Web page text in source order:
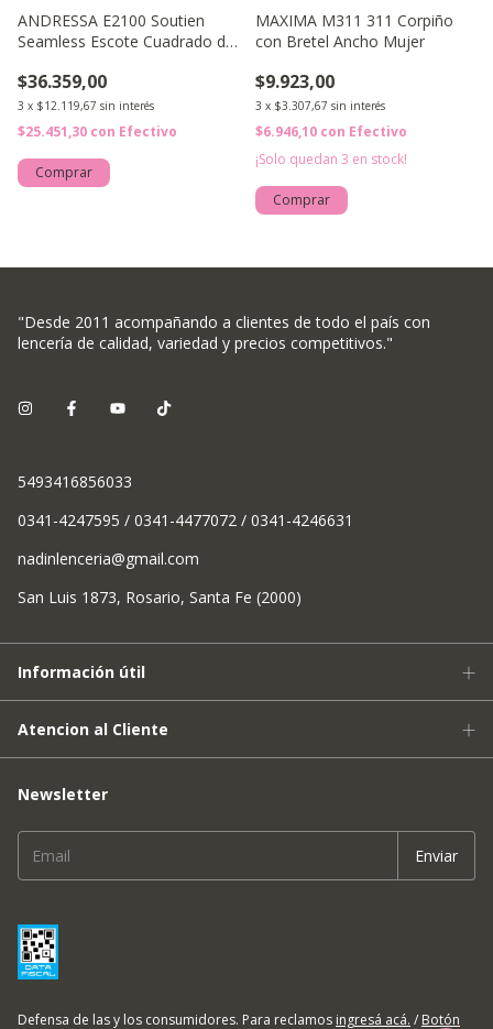
ANDRESSA E2100 Soutien
Seamless Escote Cuadrado de
Desmotable
$36.359,00
3 x $12.119,67 sin interés
$25.451,30 con Efectivo
Comprar
MAXIMA M311 311 Corpiño
con Bretel Ancho Mujer
$9.923,00
3 x $3.307,67 sin interés
$6.946,10 con Efectivo
¡Solo quedan 3 en stock!
Comprar
"Desde 2011 acompañando a clientes de todo el país con
lencería de calidad, variedad y precios competitivos."
5493416856033
0341-4247595 / 0341-4477072 / 0341-4246631
nadinlenceria@gmail.com
San Luis 1873, Rosario, Santa Fe (2000)
Información útil
Atencion al Cliente
Newsletter
Defensa de las y los consumidores. Para reclamos ingresá acá. / Botón